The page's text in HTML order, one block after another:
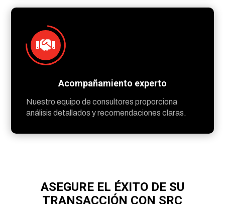

Acompañamiento experto
Nuestro equipo de consultores proporciona
análisis detallados y recomendaciones claras.
ASEGURE EL ÉXITO DE SU
TRANSACCIÓN CON SRC